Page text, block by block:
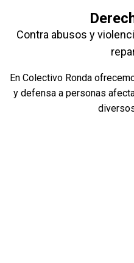
Contra abusos y
En Colectivo Ronda
y defensa a personas